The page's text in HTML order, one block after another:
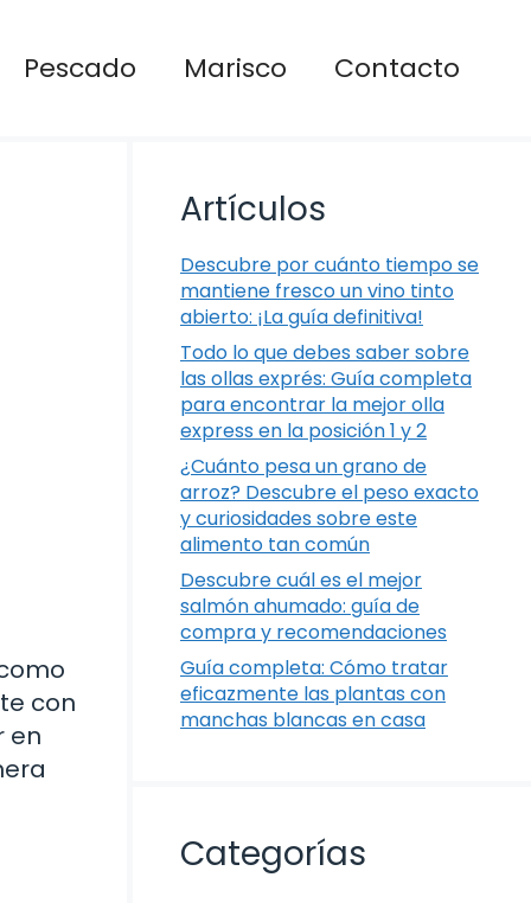
Pescado Marisco Contacto
con
en
Artículos
Descubre por cuánto tiempo se
mantiene fresco un vino tinto
abierto: ¡La guía definitiva!
Todo lo que debes saber sobre
las ollas exprés: Guía completa
para encontrar la mejor olla
express en la posición 1 y 2
¿Cuánto pesa un grano de
arroz? Descubre el peso exacto
y curiosidades sobre este
alimento tan común
Descubre cuál es el mejor
salmón ahumado: guía de
compra y recomendaciones
Guía completa: Cómo tratar
eficazmente las plantas con
manchas blancas en casa
Categorías